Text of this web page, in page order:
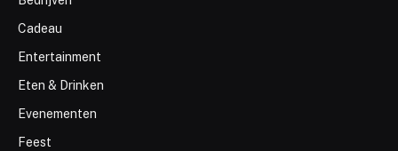
Cadeau
Entertainment
Eten & Drinken
Evenementen
Feest